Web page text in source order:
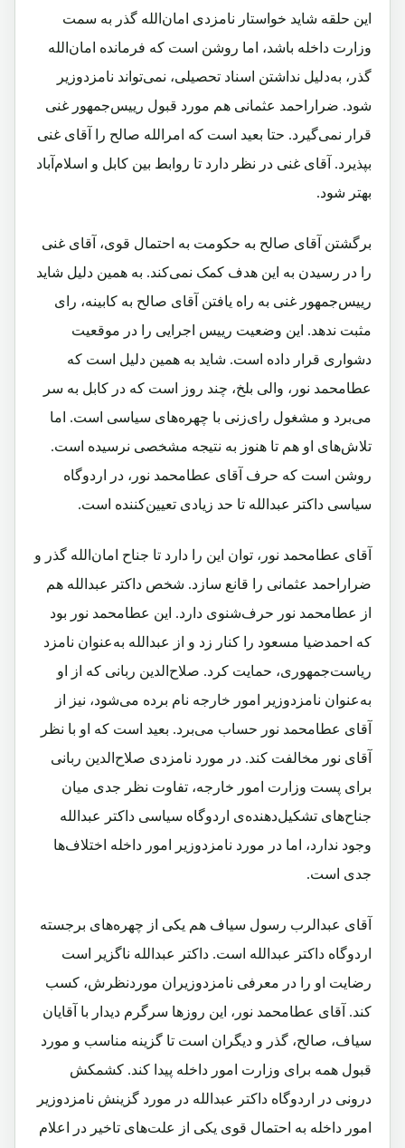
این حلقه شاید خواستار نامزدی امان‌الله گذر به سمت
وزارت داخله باشد، اما روشن است که فرمانده امان‌الله
گذر، به‌دلیل نداشتن اسناد تحصیلی، نمی‌تواند نامزدوزیر
شود. ضراراحمد عثمانی هم مورد قبول رییس‌جمهور غنی
قرار نمی‌گیرد. حتا بعید است که امرالله صالح را آقای غنی
بپذیرد. آقای غنی در نظر دارد تا روابط بین کابل و اسلام‌آباد
بهتر شود.
برگشتن آقای صالح به حکومت به احتمال قوی، آقای غنی
را در رسیدن به این هدف کمک نمی‌کند. به همین دلیل شاید
رییس‌جمهور غنی به راه یافتن آقای صالح به کابینه، رای
مثبت ندهد. این وضعیت رییس اجرایی را در موقعیت
دشواری قرار داده است. شاید به همین دلیل است که
عطامحمد نور، والی بلخ، چند روز است که در کابل به سر
می‌برد و مشغول رای‌زنی با چهره‌های سیاسی است. اما
تلاش‌های او هم تا هنوز به نتیجه مشخصی نرسیده است.
روشن است که حرف آقای عطامحمد نور، در اردوگاه
سیاسی داکتر عبدالله تا حد زیادی تعیین‌کننده است.
آقای عطامحمد نور، توان این را دارد تا جناح امان‌الله گذر و
ضراراحمد عثمانی را قانع سازد. شخص داکتر عبدالله هم
از عطامحمد نور حرف‌شنوی دارد. این عطامحمد نور بود
که احمدضیا مسعود را کنار زد و از عبدالله به‌عنوان نامزد
ریاست‌جمهوری، حمایت کرد. صلاح‌الدین ربانی که از او
به‌عنوان نامزدوزیر امور خارجه نام برده می‌شود، نیز از
آقای عطامحمد نور حساب می‌برد. بعید است که او با نظر
آقای نور مخالفت کند. در مورد نامزدی صلاح‌الدین ربانی
برای پست وزارت امور خارجه، تفاوت نظر جدی میان
جناح‌های تشکیل‌دهنده‌ی اردوگاه سیاسی داکتر عبدالله
وجود ندارد، اما در مورد نامزدوزیر امور داخله اختلاف‌ها
جدی است.
آقای عبدالرب‌ رسول سیاف هم یکی از چهره‌های برجسته
اردوگاه داکتر عبدالله است. داکتر عبدالله ناگزیر است
رضایت او را در معرفی نامزدوزیران موردنظرش، کسب
کند. آقای عطامحمد نور، این روزها سرگرم دیدار با آقایان
سیاف، صالح، گذر و دیگران است تا گزینه مناسب و مورد
قبول همه برای وزارت امور داخله پیدا کند. کشمکش
درونی در اردوگاه داکتر عبدالله در مورد گزینش نامزدوزیر
امور داخله به احتمال قوی یکی از علت‌های تاخیر در اعلام